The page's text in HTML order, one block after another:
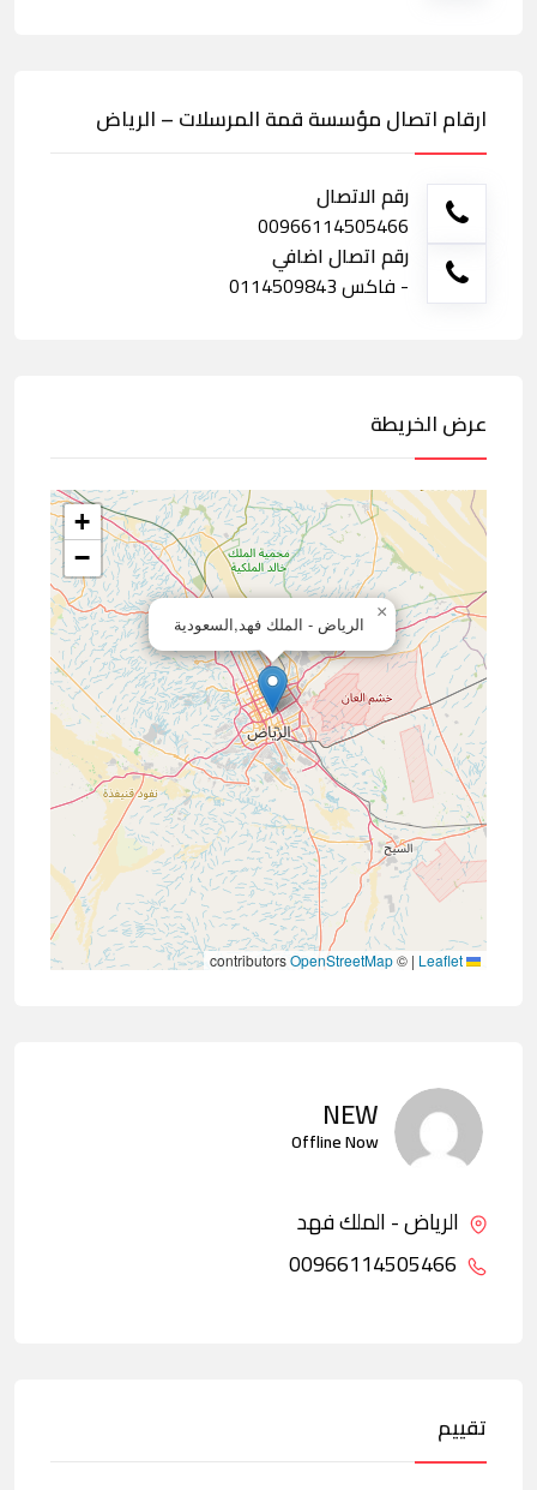
ارقام اتصال مؤسسة قمة المرسلات – الرياض
رقم الاتصال
00966114505466
رقم اتصال اضافي
- فاكس 0114509843
عرض الخريطة
الرياض - الملك فهد,السعودية
×
+
−
|
©
OpenStreetMap
NEW
Offline Now
الرياض - الملك فهد
تقييم